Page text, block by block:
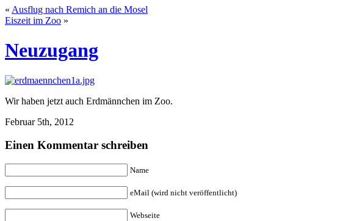
« Ausflug nach Remich an die Mosel
Eiszeit im Zoo »
Neuzugang
Wir haben jetzt auch Erdmännchen im Zoo.
Februar 5th, 2012
Einen Kommentar schreiben
Name
eMail (wird nicht veröffentlicht)
Webseite